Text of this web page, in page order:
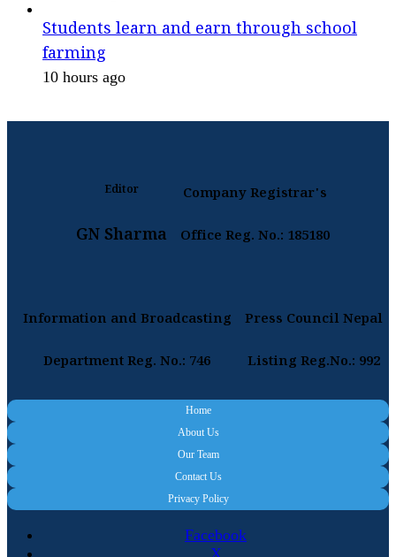
Students learn and earn through school
farming
10 hours ago
Editor
GN Sharma
Company Registrar's
Office Reg. No.: 185180
Information and Broadcasting
Department Reg. No.: 746
Press Council Nepal
Listing Reg.No.: 992
Home
About Us
Our Team
Contact Us
Privacy Policy
Facebook
X